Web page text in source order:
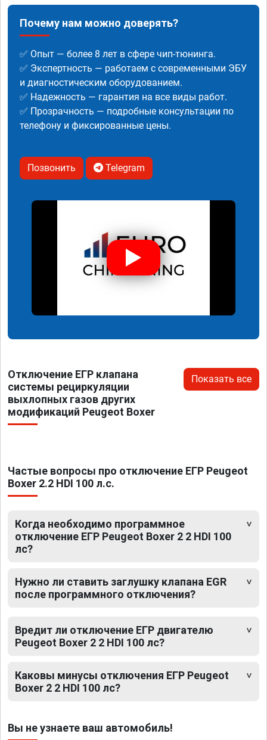
Почему нам можно доверять?
✅ Опыт — более 8 лет в сфере чип-тюнинга.
✅ Экспертность — работаем с современными ЭБУ
и диагностическим оборудованием.
✅ Надежность — гарантия на все виды работ.
✅ Прозрачность — подробные консультации по
телефону и фиксированные цены.
Позвонить Telegram
Отключение ЕГР клапана
системы рециркуляции
выхлопных газов других
модификаций Peugeot Boxer
Показать все
Частые вопросы про отключение ЕГР Peugeot
Boxer 2.2 HDI 100 л.с.
Когда необходимо программное
отключение ЕГР Peugeot Boxer 2 2 HDI 100
лс?
Нужно ли ставить заглушку клапана EGR
после программного отключения?
Вредит ли отключение ЕГР двигателю
Peugeot Boxer 2 2 HDI 100 лс?
Каковы минусы отключения ЕГР Peugeot
Boxer 2 2 HDI 100 лс?
Вы не узнаете ваш автомобиль!